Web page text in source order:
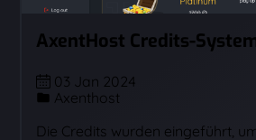
AxentHost Credits-
03 Jan 2024
Axenthost
Die Credits wurden eingeführt,